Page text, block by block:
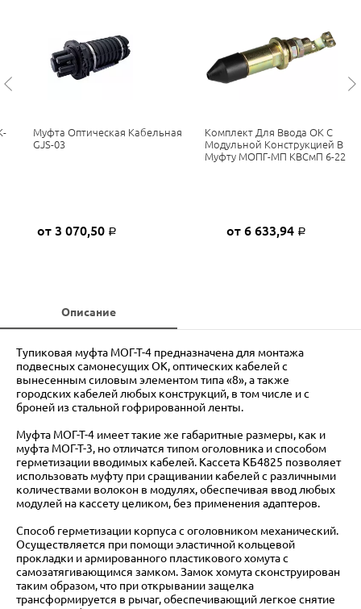
Муфта Оптическая Кабельная
GJS-03
от 3 070,50 Р
Комплект Для Ввода ОК С
Модульной Конструкцией В
Муфту МОПГ-МП КВСмП 6-22
от 6 633,94 Р
Описание
Тупиковая муфта МОГ-Т-4 предназначена для монтажа
подвесных самонесущих ОК, оптических кабелей с
вынесенным силовым элементом типа «8», а также
городских кабелей любых конструкций, в том числе и с
броней из стальной гофрированной ленты.
Муфта МОГ-Т-4 имеет такие же габаритные размеры, как и
муфта МОГ-Т-3, но отличатся типом оголовника и способом
герметизации вводимых кабелей. Кассета КБ4825 позволяет
использовать муфту при сращивании кабелей с различными
количествами волокон в модулях, обеспечивая ввод любых
модулей на кассету целиком, без применения адаптеров.
Способ герметизации корпуса с оголовником механический.
Осуществляется при помощи эластичной кольцевой
прокладки и армированного пластикового хомута с
самозатягивающимся замком. Замок хомута сконструирован
таким образом, что при открывании защелка
трансформируется в рычаг, обеспечивающий легкое снятие